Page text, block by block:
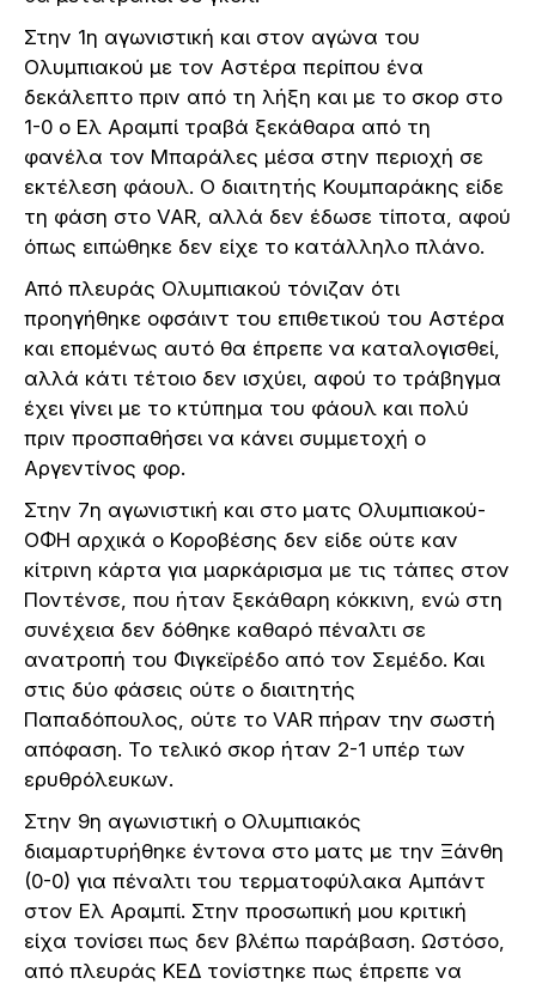
Στην 1η αγωνιστική και στον αγώνα του
Ολυμπιακού με τον Αστέρα περίπου ένα
δεκάλεπτο πριν από τη λήξη και με το σκορ στο
1-0 ο Ελ Αραμπί τραβά ξεκάθαρα από τη
φανέλα τον Μπαράλες μέσα στην περιοχή σε
εκτέλεση φάουλ. Ο διαιτητής Κουμπαράκης είδε
τη φάση στο VAR, αλλά δεν έδωσε τίποτα, αφού
όπως ειπώθηκε δεν είχε το κατάλληλο πλάνο.
Από πλευράς Ολυμπιακού τόνιζαν ότι
προηγήθηκε οφσάιντ του επιθετικού του Αστέρα
και επομένως αυτό θα έπρεπε να καταλογισθεί,
αλλά κάτι τέτοιο δεν ισχύει, αφού το τράβηγμα
έχει γίνει με το κτύπημα του φάουλ και πολύ
πριν προσπαθήσει να κάνει συμμετοχή ο
Αργεντίνος φορ.
Στην 7η αγωνιστική και στο ματς Ολυμπιακού-
ΟΦΗ αρχικά ο Κοροβέσης δεν είδε ούτε καν
κίτρινη κάρτα για μαρκάρισμα με τις τάπες στον
Ποντένσε, που ήταν ξεκάθαρη κόκκινη, ενώ στη
συνέχεια δεν δόθηκε καθαρό πέναλτι σε
ανατροπή του Φιγκεϊρέδο από τον Σεμέδο. Και
στις δύο φάσεις ούτε ο διαιτητής
Παπαδόπουλος, ούτε το VAR πήραν την σωστή
απόφαση. Το τελικό σκορ ήταν 2-1 υπέρ των
ερυθρόλευκων.
Στην 9η αγωνιστική ο Ολυμπιακός
διαμαρτυρήθηκε έντονα στο ματς με την Ξάνθη
(0-0) για πέναλτι του τερματοφύλακα Αμπάντ
στον Ελ Αραμπί. Στην προσωπική μου κριτική
είχα τονίσει πως δεν βλέπω παράβαση. Ωστόσο,
από πλευράς ΚΕΔ τονίστηκε πως έπρεπε να